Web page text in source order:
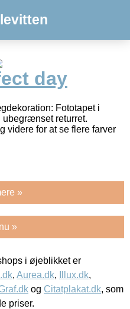
day
Fototapet i
ubegrænset returret.
videre for at se flere farver
»
»
i øjeblikket er
, Aurea.dk, Illux.dk,
og Citatplakat.dk, som
priser.